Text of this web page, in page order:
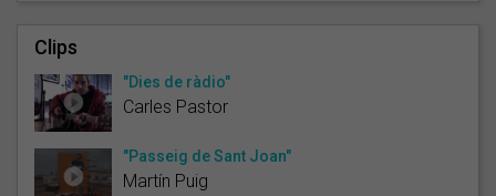
Clips
"Dies de ràdio"
Carles Pastor
"Passeig de Sant Joan"
Martín Puig